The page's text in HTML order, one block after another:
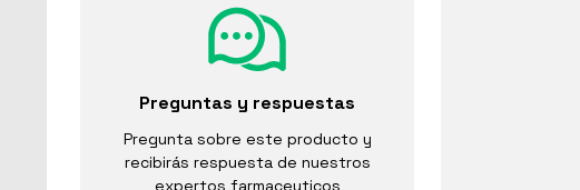
Preguntas y respuestas
Pregunta sobre este producto y
recibirás respuesta de nuestros
expertos farmaceuticos